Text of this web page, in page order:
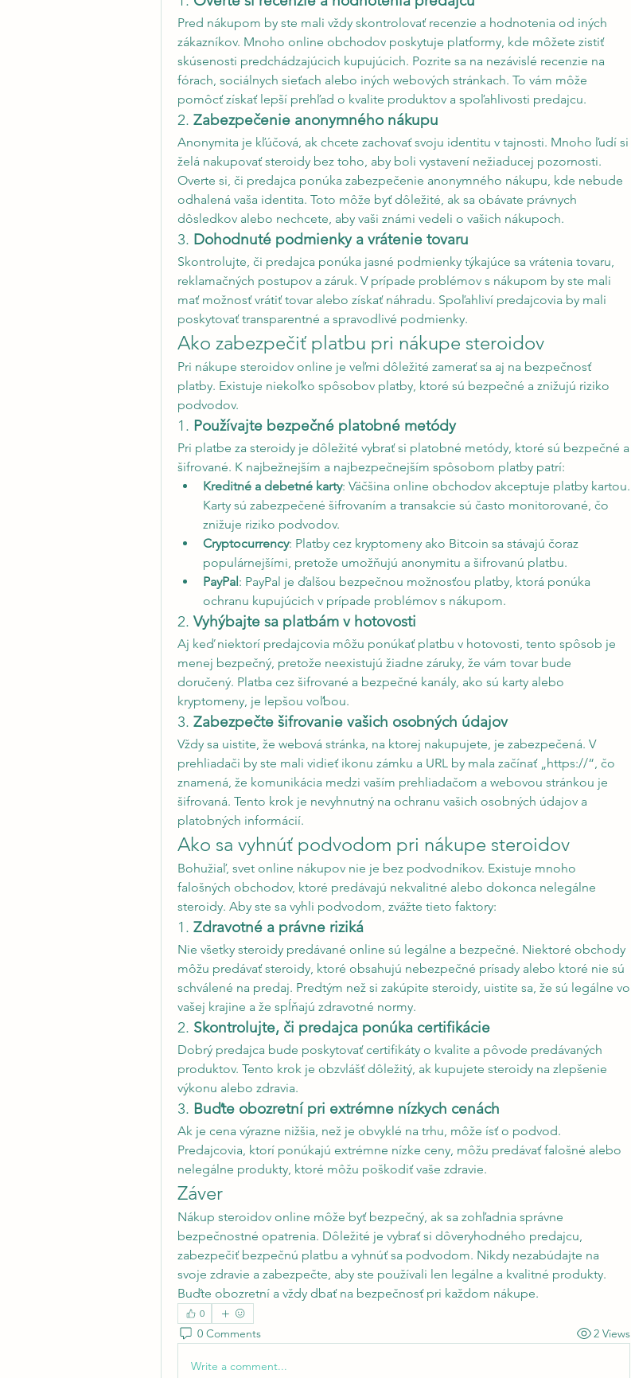
Pred nákupom by ste mali vždy skontrolovať recenzie a hodnotenia od iných
zákazníkov. Mnoho online obchodov poskytuje platformy, kde môžete zistiť
skúsenosti predchádzajúcich kupujúcich. Pozrite sa na nezávislé recenzie na
fórach, sociálnych sieťach alebo iných webových stránkach. To vám môže
pomôcť získať lepší prehľad o kvalite produktov a spoľahlivosti predajcu.
2. Zabezpečenie anonymného nákupu
Anonymita je kľúčová, ak chcete zachovať svoju identitu v tajnosti. Mnoho ľudí si
želá nakupovať steroidy bez toho, aby boli vystavení nežiaducej pozornosti.
Overte si, či predajca ponúka zabezpečenie anonymného nákupu, kde nebude
odhalená vaša identita. Toto môže byť dôležité, ak sa obávate právnych
dôsledkov alebo nechcete, aby vaši známi vedeli o vašich nákupoch.
3. Dohodnuté podmienky a vrátenie tovaru
Skontrolujte, či predajca ponúka jasné podmienky týkajúce sa vrátenia tovaru,
reklamačných postupov a záruk. V prípade problémov s nákupom by ste mali
mať možnosť vrátiť tovar alebo získať náhradu. Spoľahliví predajcovia by mali
poskytovať transparentné a spravodlivé podmienky.
Ako zabezpečiť platbu pri nákupe steroidov
Pri nákupe steroidov online je veľmi dôležité zamerať sa aj na bezpečnosť
platby. Existuje niekoľko spôsobov platby, ktoré sú bezpečné a znižujú riziko
podvodov.
1. Používajte bezpečné platobné metódy
Pri platbe za steroidy je dôležité vybrať si platobné metódy, ktoré sú bezpečné a
šifrované. K najbežnejším a najbezpečnejším spôsobom platby patrí:
Kreditné a debetné karty: Väčšina online obchodov akceptuje platby kartou.
Karty sú zabezpečené šifrovaním a transakcie sú často monitorované, čo
znižuje riziko podvodov.
Cryptocurrency: Platby cez kryptomeny ako Bitcoin sa stávajú čoraz
populárnejšími, pretože umožňujú anonymitu a šifrovanú platbu.
PayPal: PayPal je ďalšou bezpečnou možnosťou platby, ktorá ponúka
ochranu kupujúcich v prípade problémov s nákupom.
2. Vyhýbajte sa platbám v hotovosti
Aj keď niektorí predajcovia môžu ponúkať platbu v hotovosti, tento spôsob je
menej bezpečný, pretože neexistujú žiadne záruky, že vám tovar bude
doručený. Platba cez šifrované a bezpečné kanály, ako sú karty alebo
kryptomeny, je lepšou voľbou.
3. Zabezpečte šifrovanie vašich osobných údajov
Vždy sa uistite, že webová stránka, na ktorej nakupujete, je zabezpečená. V
prehliadači by ste mali vidieť ikonu zámku a URL by mala začínať „https://“, čo
znamená, že komunikácia medzi vaším prehliadačom a webovou stránkou je
šifrovaná. Tento krok je nevyhnutný na ochranu vašich osobných údajov a
platobných informácií.
Ako sa vyhnúť podvodom pri nákupe steroidov
Bohužiaľ, svet online nákupov nie je bez podvodníkov. Existuje mnoho
falošných obchodov, ktoré predávajú nekvalitné alebo dokonca nelegálne
steroidy. Aby ste sa vyhli podvodom, zvážte tieto faktory:
1. Zdravotné a právne riziká
Nie všetky steroidy predávané online sú legálne a bezpečné. Niektoré obchody
môžu predávať steroidy, ktoré obsahujú nebezpečné prísady alebo ktoré nie sú
schválené na predaj. Predtým než si zakúpite steroidy, uistite sa, že sú legálne vo
vašej krajine a že spĺňajú zdravotné normy.
2. Skontrolujte, či predajca ponúka certifikácie
Dobrý predajca bude poskytovať certifikáty o kvalite a pôvode predávaných
produktov. Tento krok je obzvlášť dôležitý, ak kupujete steroidy na zlepšenie
výkonu alebo zdravia.
3. Buďte obozretní pri extrémne nízkych cenách
Ak je cena výrazne nižšia, než je obvyklé na trhu, môže ísť o podvod.
Predajcovia, ktorí ponúkajú extrémne nízke ceny, môžu predávať falošné alebo
nelegálne produkty, ktoré môžu poškodiť vaše zdravie.
Záver
Nákup steroidov online môže byť bezpečný, ak sa zohľadnia správne
bezpečnostné opatrenia. Dôležité je vybrať si dôveryhodného predajcu,
zabezpečiť bezpečnú platbu a vyhnúť sa podvodom. Nikdy nezabúdajte na
svoje zdravie a zabezpečte, aby ste používali len legálne a kvalitné produkty.
Buďte obozretní a vždy dbať na bezpečnosť pri každom nákupe.
0
0 Comments 2 Views
Write a comment...